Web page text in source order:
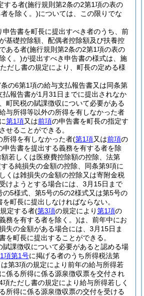
する者(施行規則第2条の2第1項の表の
を除く。)については、この限りでな
申告書を町長に提出すべき者のうち、前
基礎控除額、配偶者控除額及び扶養控
ある者(施行規則第2条の2第1項の表の
く。)が提出すべき申告書の様式は、施
だし書の規定により、町長の定める様
の6第1項の給与支払報告書又は同条第
払報告書が1月31日までに提出されなか
町民税の賦課徴収について必要がある
与所得等以外の所得を有しなかった者
第1項又は前項の申告書を町長の指定す
せることができる。
所得を有しなかった者(第1項又は前項の
申告書を提出する義務を有する者を除
若しくは医療費控除額の控除、法第
る純損失の金額の控除、同条第9項に
くは雑損失の金額の控除又は寄附金税
けようとする場合には、3月15日まで
の5様式、第5号の5の2様式又は第5号の
町長に提出しなければならない。
定する者(第3項の規定により第1項の
務を有する者を除く。)は、前年中にお
失の金額がある場合には、3月15日ま
を町長に提出することができる。
賦課徴収について必要があると認める場
項第1号に掲げる者のうち所得税法第
第3項の規定により前年の給与所得若
係る所得に係る源泉徴収票を交付され
ただし書の規定により給与所得若しく
所得に係る源泉徴収票の交付を受ける